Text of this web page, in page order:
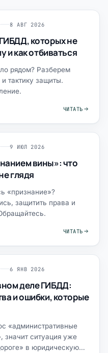
8 АВГ 2026
которых не
и как отбиваться
рядом? Разберем
тактику защиты.
ЧИТАТЬ
9 ИЮЛ 2026
вины»: что
глядя
«признание»?
защитить права и
ЧИТАТЬ
6 ЯНВ 2026
деле ГИБДД:
и ошибки, которые
«административные
значит ситуация уже
в юридическую